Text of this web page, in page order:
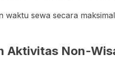
waktu sewa secara
Aktivitas Non-